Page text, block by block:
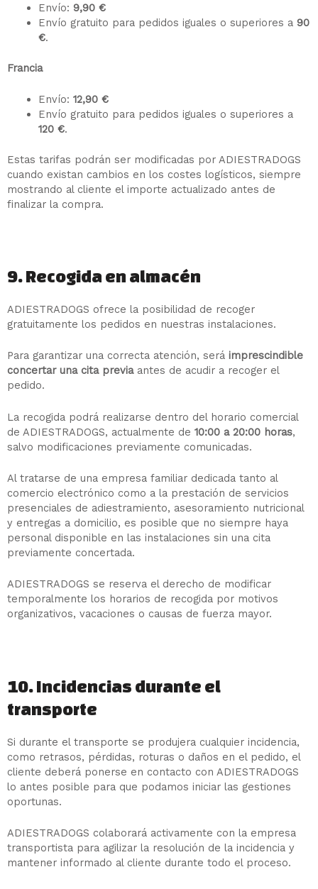
Envío: 9,90 €
Envío gratuito para pedidos iguales o superiores a 90
€.
Francia
Envío: 12,90 €
Envío gratuito para pedidos iguales o superiores a
120 €.
Estas tarifas podrán ser modificadas por ADIESTRADOGS
cuando existan cambios en los costes logísticos, siempre
mostrando al cliente el importe actualizado antes de
finalizar la compra.
9. Recogida en almacén
ADIESTRADOGS ofrece la posibilidad de recoger
gratuitamente los pedidos en nuestras instalaciones.
Para garantizar una correcta atención, será imprescindible
concertar una cita previaantes de acudir a recoger el
pedido.
La recogida podrá realizarse dentro del horario comercial
de ADIESTRADOGS, actualmente de 10:00 a 20:00 horas,
salvo modificaciones previamente comunicadas.
Al tratarse de una empresa familiar dedicada tanto al
comercio electrónico como a la prestación de servicios
presenciales de adiestramiento, asesoramiento nutricional
y entregas a domicilio, es posible que no siempre haya
personal disponible en las instalaciones sin una cita
previamente concertada.
ADIESTRADOGS se reserva el derecho de modificar
temporalmente los horarios de recogida por motivos
organizativos, vacaciones o causas de fuerza mayor.
10. Incidencias durante el
transporte
Si durante el transporte se produjera cualquier incidencia,
como retrasos, pérdidas, roturas o daños en el pedido, el
cliente deberá ponerse en contacto con ADIESTRADOGS
lo antes posible para que podamos iniciar las gestiones
oportunas.
ADIESTRADOGS colaborará activamente con la empresa
transportista para agilizar la resolución de la incidencia y
mantener informado al cliente durante todo el proceso.